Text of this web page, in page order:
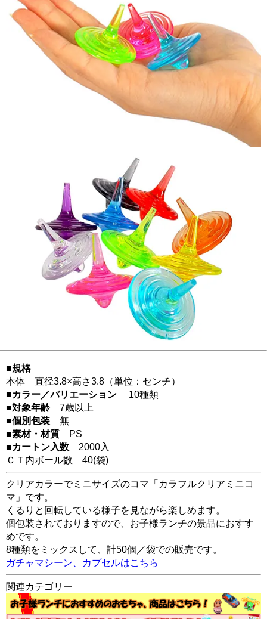
■規格
本体 直径3.8×高さ3.8（単位：センチ）
■カラー／バリエーション 10種類
■対象年齢 7歳以上
■個別包装 無
■素材・材質 PS
■カートン入数 2000入
ＣＴ内ボール数 40(袋)
クリアカラーでミニサイズのコマ「カラフルクリアミニコ
マ」です。
くるりと回転している様子を見ながら楽しめます。
個包装されておりますので、お子様ランチの景品におすす
めです。
8種類をミックスして、計50個／袋での販売です。
ガチャマシーン、カプセルはこちら
関連カテゴリー